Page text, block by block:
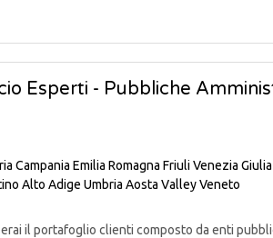
Esperti - Pubbliche
Campania Emilia Romagna Friuli Venezia Giulia
Alto Adige Umbria Aosta ValleyVeneto
il portafoglio clienti composto da enti